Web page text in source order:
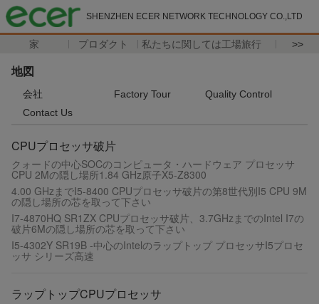
SHENZHEN ECER NETWORK TECHNOLOGY CO.,LTD
家 プロダクト 私たちに関しては工場旅行 >>
地図
会社 Factory Tour
Quality Control
Contact Us
CPUプロセッサ破片
クォードの中心SOCのコンピュータ・ハードウェア プロセッサ
CPU 2Mの隠し場所1.84 GHz原子X5-Z8300
4.00 GHzまでI5-8400 CPUプロセッサ破片の第8世代別I5 CPU 9M
の隠し場所の芯を取って下さい
I7-4870HQ SR1ZX CPUプロセッサ破片、3.7GHzまでのIntel I7の
破片6Mの隠し場所の芯を取って下さい
I5-4302Y SR19B -中心のIntelのラップトップ プロセッサI5プロセ
ッサ シリーズ高速
ラップトップCPUプロセッサ